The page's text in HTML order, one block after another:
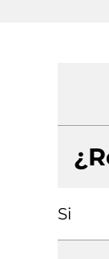
Si